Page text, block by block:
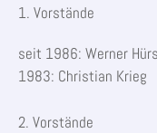
1. Vorstände
seit 1986: Werner
1983: Christian Krieg
2. Vorstände